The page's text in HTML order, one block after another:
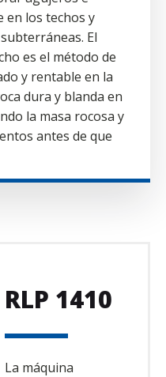
en los techos y
El
es el método de
y rentable en la
dura y blanda en
la masa rocosa y
antes de que
RLP 1410
La máquina